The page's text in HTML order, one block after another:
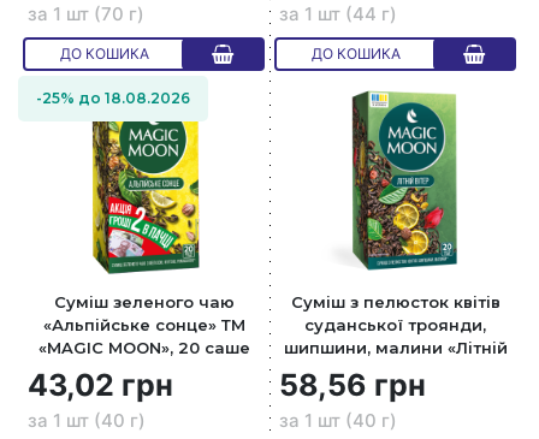
за 1 шт (70 г)
ДО КОШИКА
за 1 шт (44 г)
ДО КОШИКА
-25% до 18.08.2026
Суміш зеленого чаю
«Альпійське сонце» ТМ
«MAGIC MOON», 20 саше
43,02 грн
за 1 шт (40 г)
Суміш з пелюсток квітів
суданської троянди,
шипшини, малини «Літній
вimep» ТМ «МАGІС MOON»,
20 саше
58,56 грн
за 1 шт (40 г)